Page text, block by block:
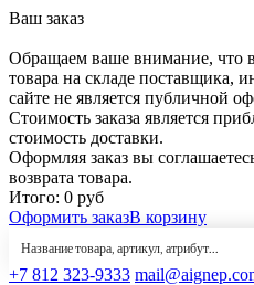
Ваш заказ
Обращаем ваше внимание, что
товара на складе поставщика,
сайте не является публичной
Стоимость заказа является
стоимость доставки.
Оформляя заказ вы
возврата товара.
Итого: 0 руб
Оформить заказВ корзину
+7 812 323-9333